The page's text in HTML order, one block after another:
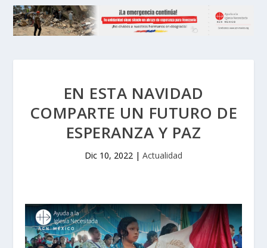
EN ESTA NAVIDAD
COMPARTE UN FUTURO DE
ESPERANZA Y PAZ
Dic 10, 2022 | Actualidad